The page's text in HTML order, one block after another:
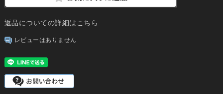
返品についての詳細はこちら
レビューはありません